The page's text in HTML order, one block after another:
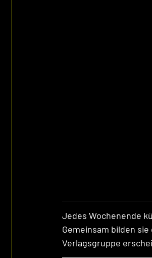
Jedes Wochenende
Gemeinsam bilden
Verlagsgruppe